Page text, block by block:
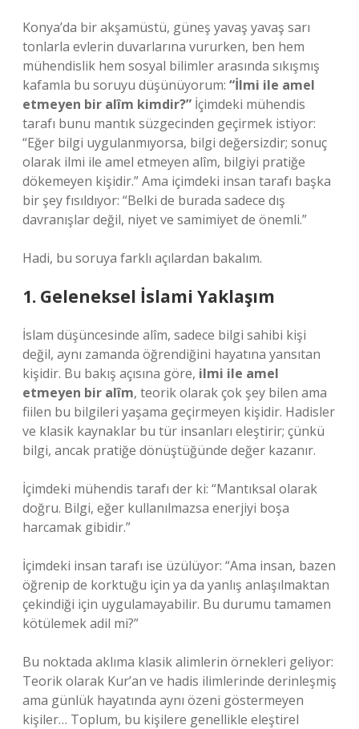
Konya’da bir akşamüstü, güneş yavaş yavaş sarı
tonlarla evlerin duvarlarına vururken, ben hem
mühendislik hem sosyal bilimler arasında sıkışmış
kafamla bu soruyu düşünüyorum: “İlmi ile amel
etmeyen bir alîm kimdir?” İçimdeki mühendis
tarafı bunu mantık süzgecinden geçirmek istiyor:
“Eğer bilgi uygulanmıyorsa, bilgi değersizdir; sonuç
olarak ilmi ile amel etmeyen alîm, bilgiyi pratiğe
dökemeyen kişidir.” Ama içimdeki insan tarafı başka
bir şey fısıldıyor: “Belki de burada sadece dış
davranışlar değil, niyet ve samimiyet de önemli.”
Hadi, bu soruya farklı açılardan bakalım.
1. Geleneksel İslami Yaklaşım
İslam düşüncesinde alîm, sadece bilgi sahibi kişi
değil, aynı zamanda öğrendiğini hayatına yansıtan
kişidir. Bu bakış açısına göre, ilmi ile amel
etmeyen bir alîm, teorik olarak çok şey bilen ama
fiilen bu bilgileri yaşama geçirmeyen kişidir. Hadisler
ve klasik kaynaklar bu tür insanları eleştirir; çünkü
bilgi, ancak pratiğe dönüştüğünde değer kazanır.
İçimdeki mühendis tarafı der ki: “Mantıksal olarak
doğru. Bilgi, eğer kullanılmazsa enerjiyi boşa
harcamak gibidir.”
İçimdeki insan tarafı ise üzülüyor: “Ama insan, bazen
öğrenip de korktuğu için ya da yanlış anlaşılmaktan
çekindiği için uygulamayabilir. Bu durumu tamamen
kötülemek adil mi?”
Bu noktada aklıma klasik alimlerin örnekleri geliyor:
Teorik olarak Kur’an ve hadis ilimlerinde derinleşmiş
ama günlük hayatında aynı özeni göstermeyen
kişiler… Toplum, bu kişilere genellikle eleştirel